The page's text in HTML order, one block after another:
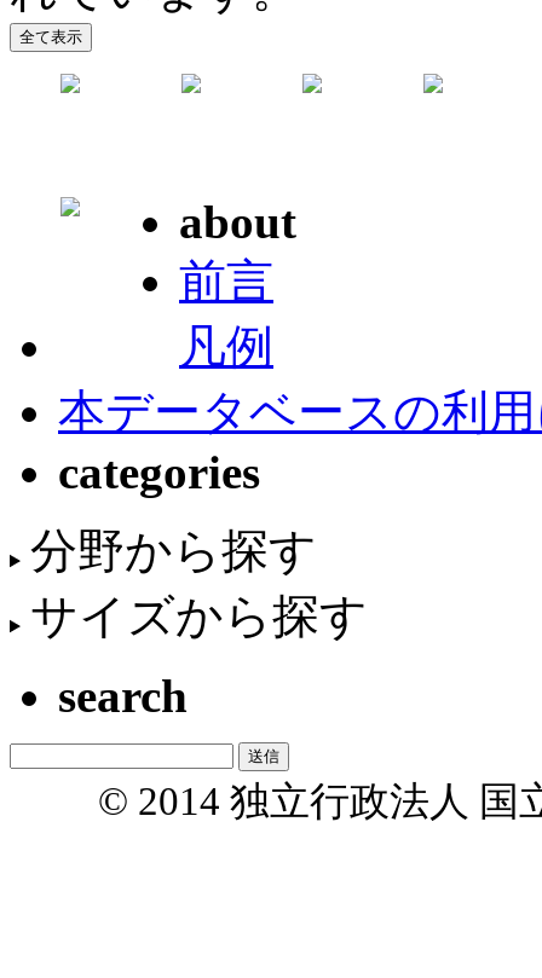
about
前言
凡例
本データベースの利
categories
分野から探す
サイズから探す
search
© 2014 独立行政法人 国